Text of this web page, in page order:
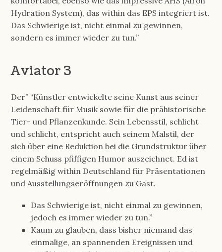
Hydration System), das within das EPS integriert ist.
Das Schwierige ist, nicht einmal zu gewinnen,
sondern es immer wieder zu tun.”
Aviator 3
Der” “Künstler entwickelte seine Kunst aus seiner
Leidenschaft für Musik sowie für die prähistorische
Tier- und Pflanzenkunde. Sein Lebensstil, schlicht
und schlicht, entspricht auch seinem Malstil, der
sich über eine Reduktion bei die Grundstruktur über
einem Schuss pfiffigen Humor auszeichnet. Ed ist
regelmäßig within Deutschland für Präsentationen
und Ausstellungseröffnungen zu Gast.
Das Schwierige ist, nicht einmal zu gewinnen,
jedoch es immer wieder zu tun.”
Kaum zu glauben, dass bisher niemand das
einmalige, an span­nenden Ereig­nissen und